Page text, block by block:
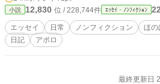
小説 12,830 位 / 228,744件 ｴｯｾｲ・ﾉﾝﾌｨｸｼｮﾝ
エッセイ 日常 ノンフィクション ほの
日記
アポロ
最終更新日